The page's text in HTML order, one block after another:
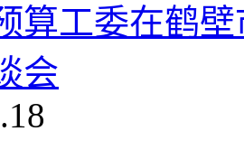
算工委在鹤
会